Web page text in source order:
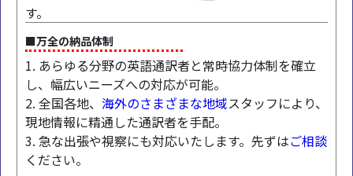
す。
■万全の納品体制
1. あらゆる分野の英語通訳者と常時協力体制を確立
し、幅広いニーズへの対応が可能。
2. 全国各地、 海外のさまざまな地域スタッフにより、
現地情報に精通した通訳者を手配。
3. 急な出張や視察にも対応いたします。先ずはご相談
ください。